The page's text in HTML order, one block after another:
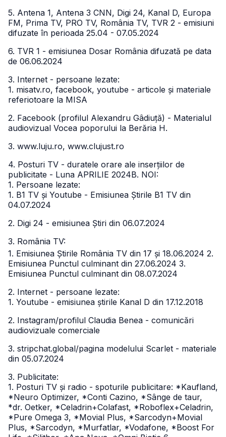
5. Antena 1, Antena 3 CNN, Digi 24, Kanal D, Europa
FM, Prima TV, PRO TV, România TV, TVR 2 - emisiuni
difuzate în perioada 25.04 - 07.05.2024
6. TVR 1 - emisiunea Dosar România difuzată pe data
de 06.06.2024
3. Internet - persoane lezate:
1. misatv.ro, facebook, youtube - articole și materiale
referiotoare la MISA
2. Facebook (profilul Alexandru Gâdiuță) - Materialul
audiovizual Vocea poporului la Berăria H.
3. www.luju.ro, www.clujust.ro
4. Posturi TV - duratele orare ale inserțiilor de
publicitate - Luna APRILIE 2024B. NOI:
1. Persoane lezate:
1. B1 TV și Youtube - Emisiunea Știrile B1 TV din
04.07.2024
2. Digi 24 - emisiunea Știri din 06.07.2024
3. România TV:
1. Emisiunea Știrile România TV din 17 și 18.06.2024 2.
Emisiunea Punctul culminant din 27.06.2024 3.
Emisiunea Punctul culminant din 08.07.2024
2. Internet - persoane lezate:
1. Youtube - emisiunea știrile Kanal D din 17.12.2018
2. Instagram/profilul Claudia Benea - comunicări
audiovizuale comerciale
3. stripchat.global/pagina modelului Scarlet - materiale
din 05.07.2024
3. Publicitate:
1. Posturi TV și radio - spoturile publicitare: *Kaufland,
*Neuro Optimizer, *Conti Cazino, *Sânge de taur,
*dr. Oetker, *Celadrin+Colafast, *Roboflex+Celadrin,
*Pure Omega 3, *Movial Plus, *Sarcodyn+Movial
Plus, *Sarcodyn, *Murfatlar, *Vodafone, *Boost For